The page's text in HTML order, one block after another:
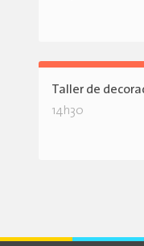
Taller de
14h30